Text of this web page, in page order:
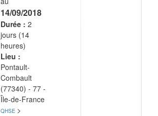
14/09/2018
Durée : 2
jours (14
heures)
Lieu :
Pontault-
Combault
(77340) - 77 -
Île-de-France
QHSE >